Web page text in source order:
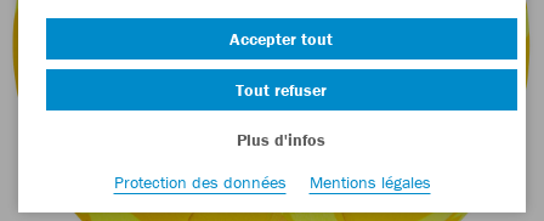
Accepter tout
Tout refuser
Plus d'infos
Protection des données
Mentions légales